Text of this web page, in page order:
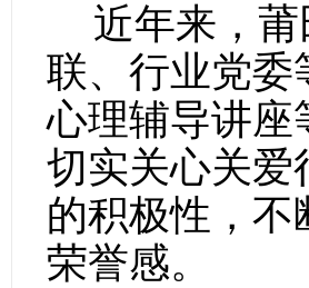
近年来，
联、行业党委
心理辅导讲座
切实关心关爱
的积极性，
荣誉感。